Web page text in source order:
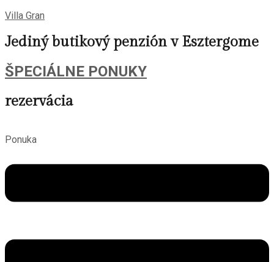
Villa Gran
Jediný butikový penzión v Esztergome
ŠPECIÁLNE PONUKY
rezervácia
Ponuka